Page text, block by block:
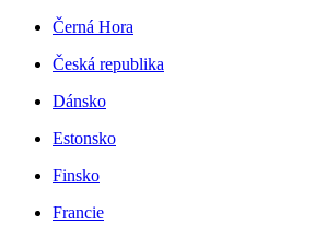
Černá Hora
Česká republika
Dánsko
Estonsko
Finsko
Francie